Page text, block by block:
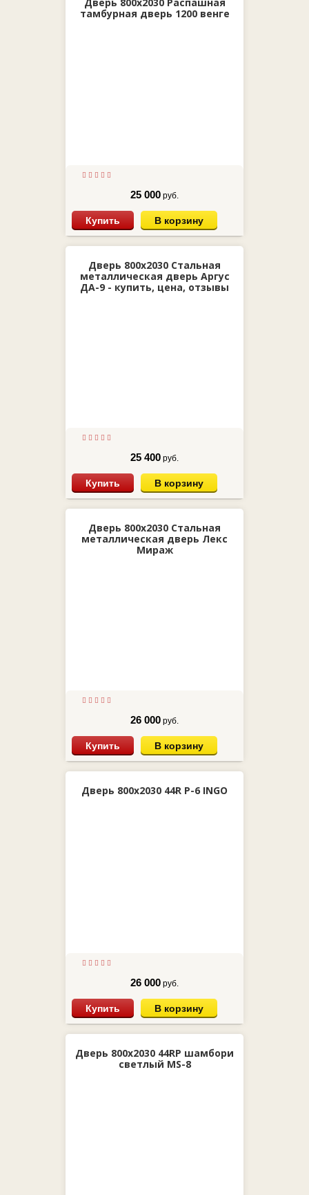
тамбурная дверь 1200 венге
25 000 руб.
Купить В корзину
Дверь 800х2030 Стальная
металлическая дверь Аргус
ДА-9 - купить, цена, отзывы
25 400 руб.
Купить В корзину
Дверь 800х2030 Стальная
металлическая дверь Лекс
Мираж
26 000 руб.
Купить В корзину
Дверь 800х2030 44R P-6 INGO
26 000 руб.
Купить В корзину
Дверь 800х2030 44RP шамбори
светлый MS-8